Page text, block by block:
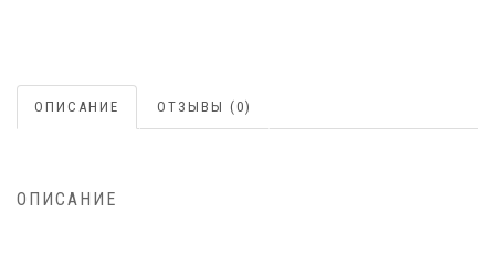
ОПИСАНИЕ ОТЗЫВЫ (0)
ОПИСАНИЕ